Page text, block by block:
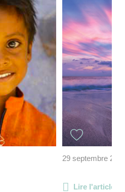
29 septembre
Lire l'article